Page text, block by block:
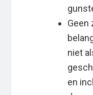
Geen
niet
en